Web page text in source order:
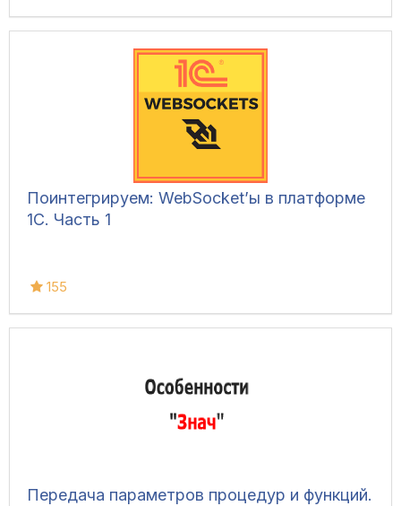
Поинтегрируем: WebSocket’ы в платформе
1С. Часть 1
155
Передача параметров процедур и функций.